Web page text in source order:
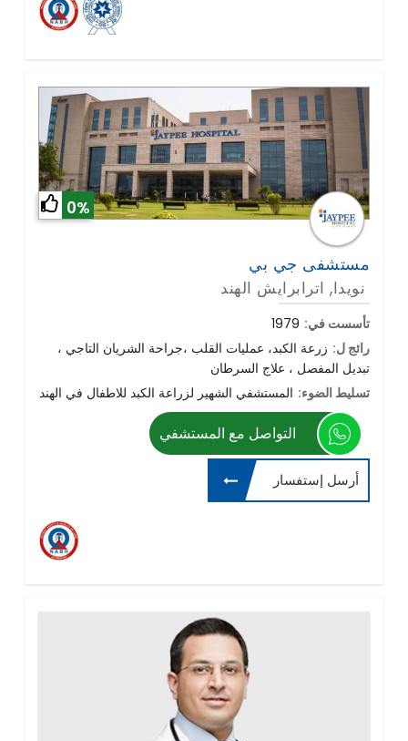
0%
مستشفى جي بي
نويدا, اترابرايش الهند
تأسست في: 1979
رائج ل: زرعة الكبد، عمليات القلب ،جراحة الشريان التاجي ،
تبديل المفصل ، علاج السرطان
تسليط الضوء: المستشفي الشهير لزراعة الكبد للاطفال في الهند
التواصل مع المستشفي
أرسل إستفسار